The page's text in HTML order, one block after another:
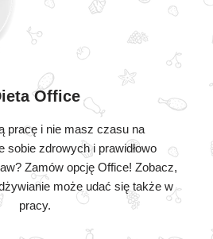
Office
pracę i nie masz czasu na
sobie zdrowych i prawidłowo
Zamów opcję Office! Zobacz,
może udać się także w
pracy.